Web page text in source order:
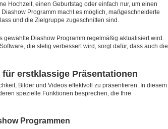
Hochzeit, einen Geburtstag oder einfach nur, um einen
Programm macht es möglich, maßgeschneiderte
und die Zielgruppe zugeschnitten sind.
Diashow Programm regelmäßig aktualisiert wird.
die stetig verbessert wird, sorgt dafür, dass auch die
erstklassige Präsentationen
Bilder und Videos effektvoll zu präsentieren. In diesem
spezielle Funktionen besprechen, die Ihre
Programmen